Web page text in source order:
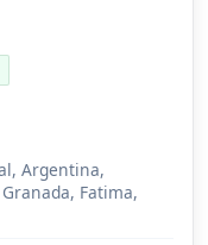
Argentina,
Fatima,